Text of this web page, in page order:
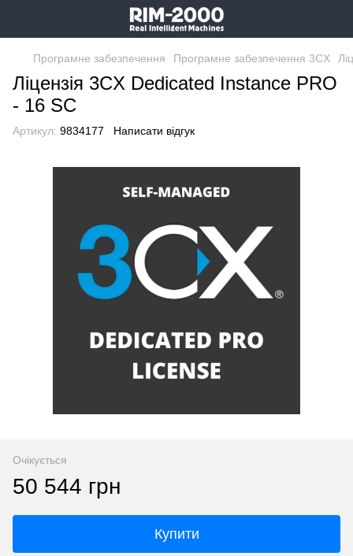
Програмне забезпечення Програмне забезпечення 3CX
Ліцензія 3CX Dedicated Instance PRO
- 16 SC
Артикул: 9834177 Написати відгук
Очікується
50 544 грн
Купити